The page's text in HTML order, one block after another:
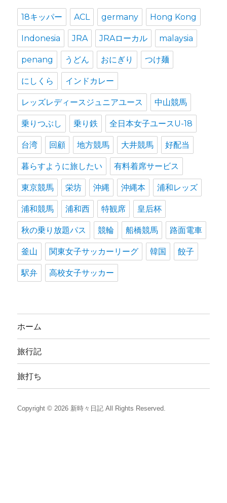
18キッパー ACL germany Hong Kong
Indonesia JRA JRAローカル malaysia
penang うどん おにぎり つけ麺
にしくら インドカレー
レッズレディースジュニアユース 中山競馬
乗りつぶし 乗り鉄 全日本女子ユースU-18
台湾 回顧 地方競馬 大井競馬 好配当
暮らすように旅したい 有料着席サービス
東京競馬 栄坊 沖縄 沖縄本 浦和レッズ
浦和競馬 浦和西 特観席 皇后杯
秋の乗り放題パス 競輪 船橋競馬 路面電車
釜山 関東女子サッカーリーグ 韓国 餃子
駅弁 高校女子サッカー
ホーム
旅行記
旅打ち
Copyright © 2026 新時々日記 All Rights Reserved.